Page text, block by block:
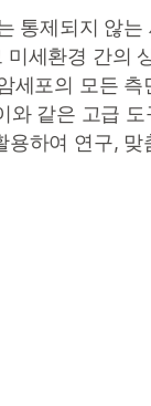
통제되지 않는
세환경 간의
세포의 모든 측
와 같은 고급 도
하여 연구, 맞